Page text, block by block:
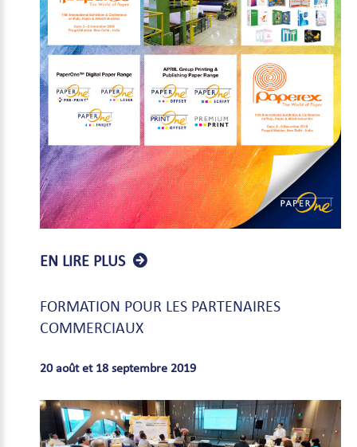
EN LIRE PLUS
FORMATION POUR LES PARTENAIRES
COMMERCIAUX
20 août et 18 septembre 2019